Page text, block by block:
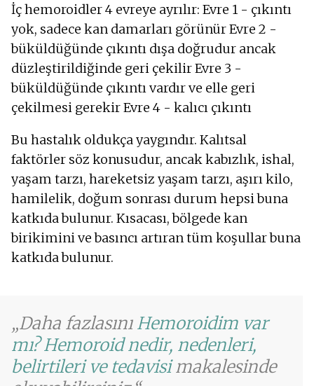
İç hemoroidler 4 evreye ayrılır: Evre 1 - çıkıntı
yok, sadece kan damarları görünür Evre 2 -
büküldüğünde çıkıntı dışa doğrudur ancak
düzleştirildiğinde geri çekilir Evre 3 -
büküldüğünde çıkıntı vardır ve elle geri
çekilmesi gerekir Evre 4 - kalıcı çıkıntı
Bu hastalık oldukça yaygındır. Kalıtsal
faktörler söz konusudur, ancak kabızlık, ishal,
yaşam tarzı, hareketsiz yaşam tarzı, aşırı kilo,
hamilelik, doğum sonrası durum hepsi buna
katkıda bulunur. Kısacası, bölgede kan
birikimini ve basıncı artıran tüm koşullar buna
katkıda bulunur.
Daha fazlasınıHemoroidim var
mı? Hemoroid nedir, nedenleri,
belirtileri ve tedavisimakalesinde